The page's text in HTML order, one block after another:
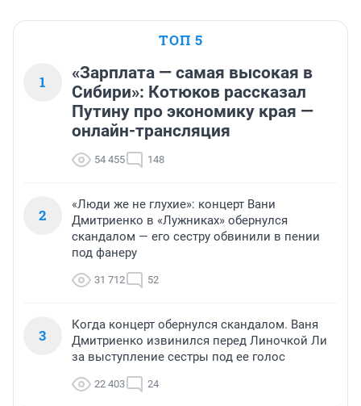
ТОП 5
1
«Зарплата — самая высокая в
Сибири»: Котюков рассказал
Путину про экономику края —
онлайн-трансляция
54 455 148
2
«Люди же не глухие»: концерт Вани
Дмитриенко в «Лужниках» обернулся
скандалом — его сестру обвинили в пении
под фанеру
31 712 52
3
Когда концерт обернулся скандалом. Ваня
Дмитриенко извинился перед Линочкой Ли
за выступление сестры под ее голос
22 403 24